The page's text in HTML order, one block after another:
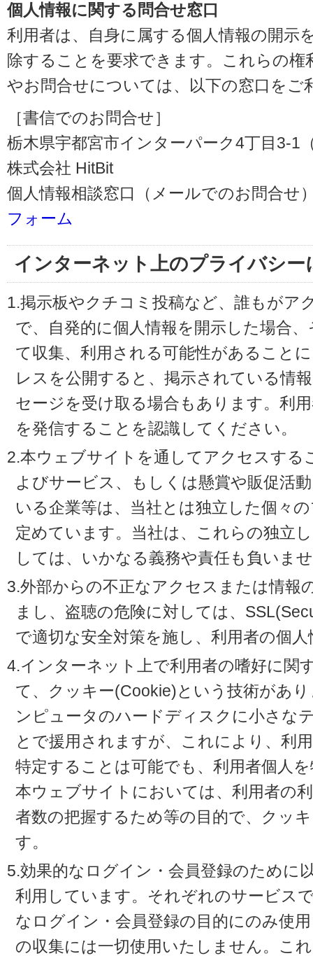
個人情報に関する問合せ窓口
利用者は、自身に属する個人情報の開示
除することを要求できます。これらの権
やお問合せについては、以下の窓口をご
［書信でのお問合せ］
栃木県宇都宮市インターパーク4丁目3-1
株式会社 HitBit
個人情報相談窓口（メールでのお問合せ
フォーム
インターネット上のプライバシー
1.掲示板やクチコミ投稿など、誰もがア
で、自発的に個人情報を開示した場合
て収集、利用される可能性があること
レスを公開すると、掲示されている情
セージを受け取る場合もあります。利
を発信することを認識してください。
2.本ウェブサイトを通してアクセスする
よびサービス、もしくは懸賞や販促活
いる企業等は、当社とは独立した個々
定めています。当社は、これらの独立
しては、いかなる義務や責任も負いま
3.外部からの不正なアクセスまたは情報
まし、盗聴の危険に対しては、
で適切な安全対策を施し、利用者の個
4.インターネット上で利用者の嗜好に関
て、クッキー(Cookie)という技術があ
ンピュータのハードディスクに小さな
とで援用されますが、これにより、利
特定することは可能でも、利用者個人
本ウェブサイトにおいては、利用者の
者数の把握するため等の目的で、クッ
す。
5.効果的なログイン・会員登録のために
利用しています。それぞれのサービス
なログイン・会員登録の目的にのみ使
の収集には一切使用いたしません。こ